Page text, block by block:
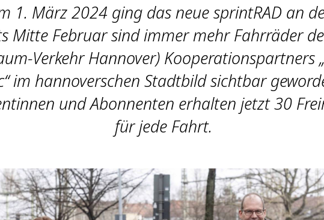
1. März 2024 ging das neue sprintRAD an
Mitte Februar sind immer mehr Fahrräder
Verkehr Hannover) Kooperationspartners
im hannoverschen Stadtbild sichtbar
und Abonnenten erhalten jetzt 30
für jede Fahrt.